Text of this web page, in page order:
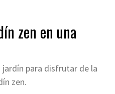
zen en una
para disfrutar de la
zen.